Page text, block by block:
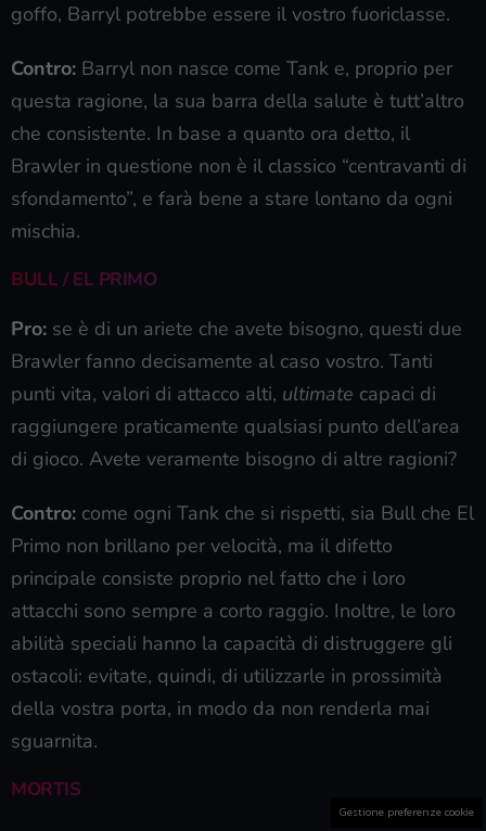
goffo, Barryl potrebbe essere il vostro fuoriclasse.
Contro: Barryl non nasce come Tank e, proprio per
questa ragione, la sua barra della salute è tutt’altro
che consistente. In base a quanto ora detto, il
Brawler in questione non è il classico “centravanti di
sfondamento”, e farà bene a stare lontano da ogni
mischia.
BULL / EL PRIMO
Pro: se è di un ariete che avete bisogno, questi due
Brawler fanno decisamente al caso vostro. Tanti
punti vita, valori di attacco alti, ultimate capaci di
raggiungere praticamente qualsiasi punto dell’area
di gioco. Avete veramente bisogno di altre ragioni?
Contro: come ogni Tank che si rispetti, sia Bull che El
Primo non brillano per velocità, ma il difetto
principale consiste proprio nel fatto che i loro
attacchi sono sempre a corto raggio. Inoltre, le loro
abilità speciali hanno la capacità di distruggere gli
ostacoli: evitate, quindi, di utilizzarle in prossimità
della vostra porta, in modo da non renderla mai
sguarnita.
MORTIS
Gestione preferenze cookie